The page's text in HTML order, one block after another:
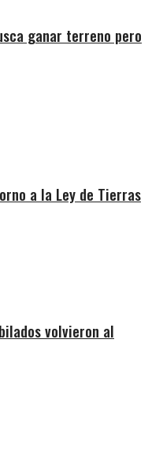
ganar terreno pero
a la Ley de Tierras
volvieron al